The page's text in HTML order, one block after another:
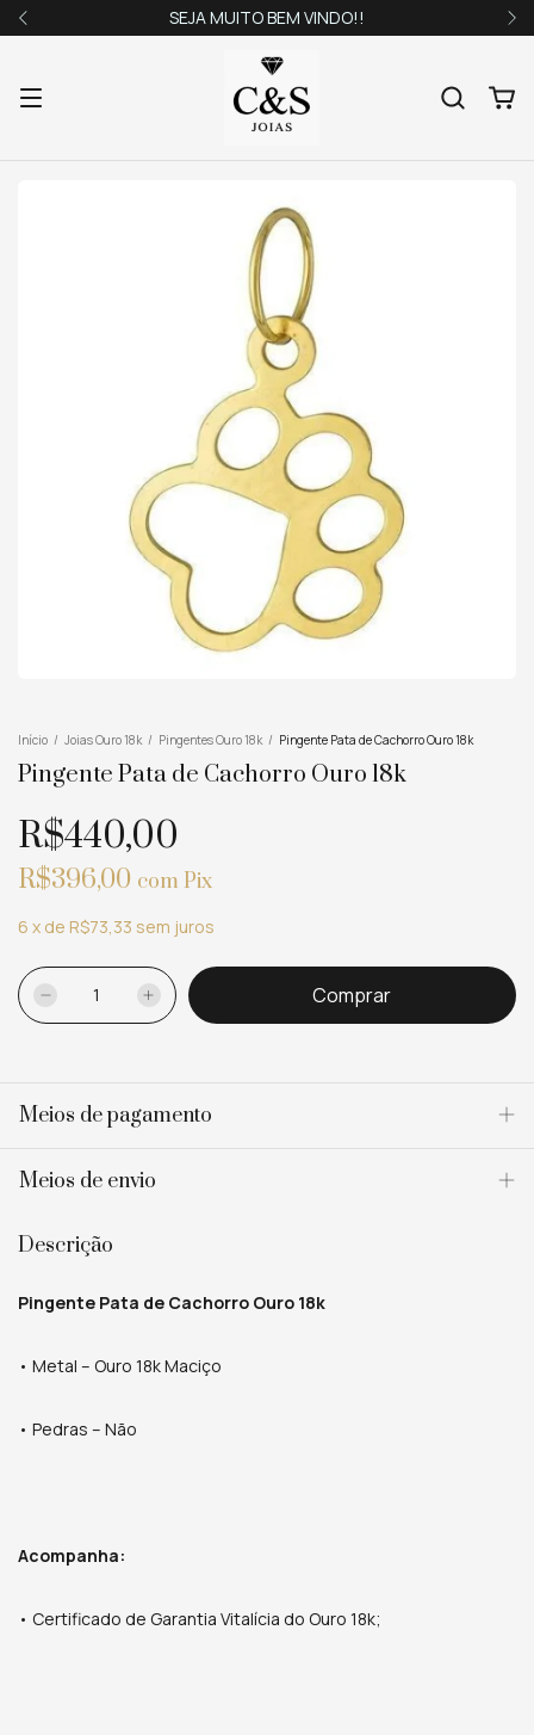
SEJA MUITO BEM VINDO!!
Início / Joias Ouro 18k / Pingentes Ouro 18k / Pingente Pata de Cachorro Ouro 18k
Pingente Pata de Cachorro Ouro 18k
R$440,00
R$396,00 com Pix
6 x de R$73,33 sem juros
Meios de pagamento
Meios de envio
Descrição
Pingente Pata de Cachorro Ouro 18k
• Metal – Ouro 18k Maciço
• Pedras – Não
Acompanha:
• Certificado de Garantia Vitalícia do Ouro 18k;